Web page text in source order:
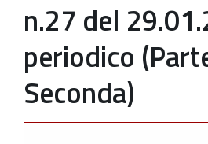
n.27 del
periodico
Seconda)